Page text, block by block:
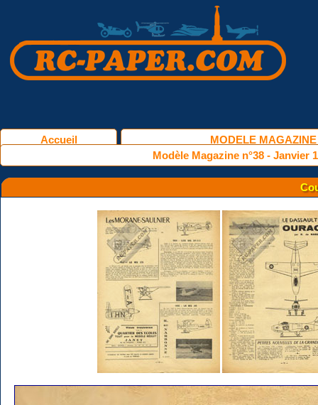
Accueil
MODELE MAGAZINE
Modèle Magazine n°38 - Janvier